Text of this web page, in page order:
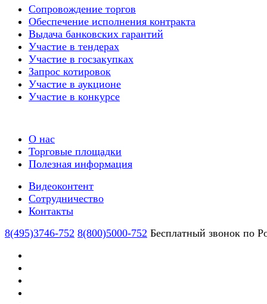
Сопровождение торгов
Обеспечение исполнения контракта
Выдача банковских гарантий
Участие в тендерах
Участие в госзакупках
Запрос котировок
Участие в аукционе
Участие в конкурсе
О нас
Торговые площадки
Полезная информация
Видеоконтент
Сотрудничество
Контакты
8(495)3746-752 8(800)5000-752 Бесплатный звонок по